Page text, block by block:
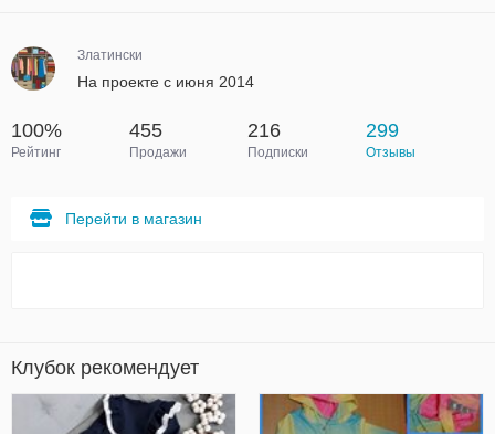
Златински
На проекте с июня 2014
100%
Рейтинг
455
Продажи
216
Подписки
299
Отзывы
Перейти в магазин
Клубок рекомендует